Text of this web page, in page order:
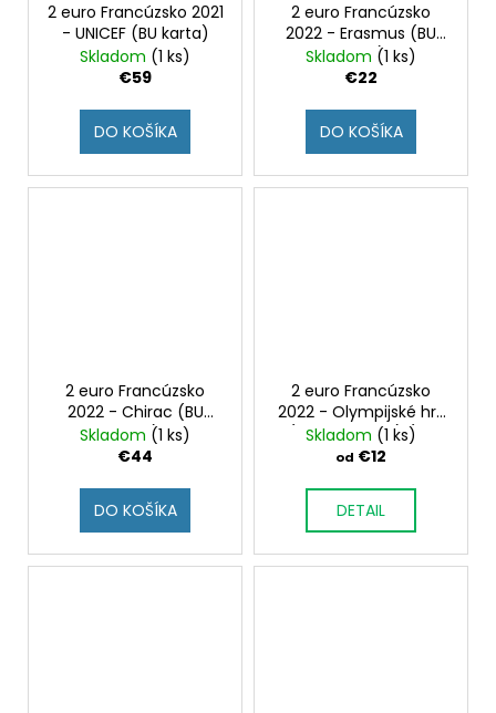
2 euro Francúzsko 2021
- UNICEF (BU karta)
Skladom (1 ks)
€59
DO KOŠÍKA
2 euro Francúzsko
2022 - Erasmus (BU
karta)
Skladom (1 ks)
€22
DO KOŠÍKA
2 euro Francúzsko
2022 - Chirac (BU
karta)
Skladom (1 ks)
€44
DO KOŠÍKA
2 euro Francúzsko
2022 - Olympijské hry
(druhá minca) (BU
karta)
Skladom (1 ks)
od €12
DETAIL